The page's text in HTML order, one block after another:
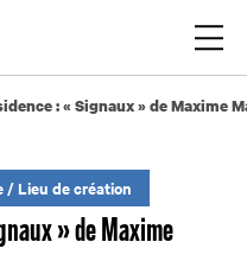
: « Signaux » de Maxime
/ Lieu de création
» de Maxime